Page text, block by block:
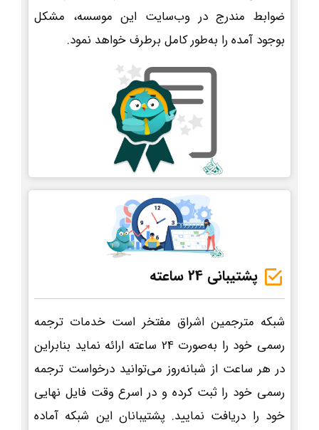
ضوابط مندرج در وب‌سایت این موسسه، مشکل
بوجود آمده را به‌طور کامل برطرف خواهد نمود.
پشتیبانی 24 ساعته
شبکه مترجمین اشراق مفتخر است خدمات ترجمه
رسمی خود را به‌صورت 24 ساعته ارائه نماید بنابراین
در هر ساعت از شبانه‌روز می‌توانید درخواست ترجمه
رسمی خود را ثبت کرده و در اسرع وقت فایل نهایی
خود را دریافت نمایید. پشتیبانان این شبکه آماده